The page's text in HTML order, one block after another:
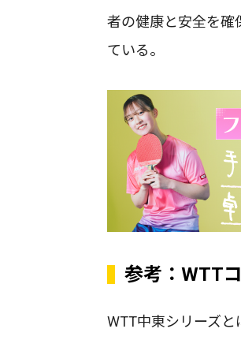
者の健康と安全を確
ている。
参考：WTT
WTT中東シリーズと